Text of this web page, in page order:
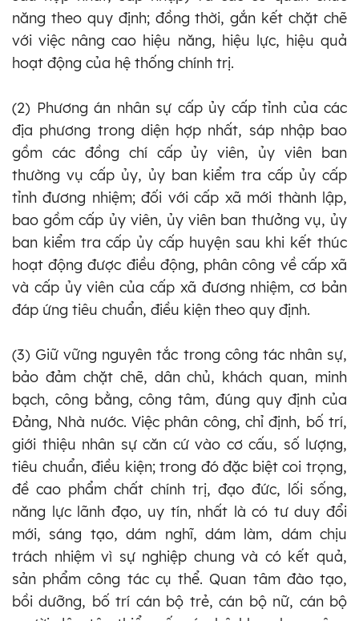
năng theo quy định; đồng thời, gắn kết chặt chẽ
với việc nâng cao hiệu năng, hiệu lực, hiệu quả
hoạt động của hệ thống chính trị.
(2) Phương án nhân sự cấp ủy cấp tỉnh của các
địa phương trong diện hợp nhất, sáp nhập bao
gồm các đồng chí cấp ủy viên, ủy viên ban
thường vụ cấp ủy, ủyban kiểm tra cấp ủy cấp
tỉnh đương nhiệm; đối với cấp xã mới thành lập,
bao gồm cấp ủyviên, ủy viên ban thưởng vụ, ủy
ban kiểm tra cấp ủy cấp huyện sau khi kết thúc
hoạt động được điều động, phân công về cấp xã
và cấp ủyviên của cấp xã đương nhiệm, cơ bản
đáp ứng tiêu chuẩn, điều kiện theo quy định.
(3) Giữ vững nguyên tắc trong công tác nhân sự,
bảo đảm chặt chẽ, dân chủ, khách quan, minh
bạch, công bằng, công tâm, đúng quy định của
Đảng, Nhà nước. Việc phân công, chỉ định, bố trí,
giới thiệu nhân sự căn cứ vào cơ cấu, số lượng,
tiêu chuẩn, điều kiện; trong đó đặc biệt coi trọng,
đề cao phẩm chất chính trị, đạo đức, lối sống,
năng lực lãnh đạo, uy tín, nhất là có tư duy đổi
mới, sáng tạo, dám nghĩ, dám làm, dám chịu
trách nhiệm vì sự nghiệp chung và có kết quả,
sản phẩm công tác cụ thể. Quan tâm đào tạo,
bồi dưỡng, bố trí cán bộ trẻ, cán bộ nữ, cán bộ